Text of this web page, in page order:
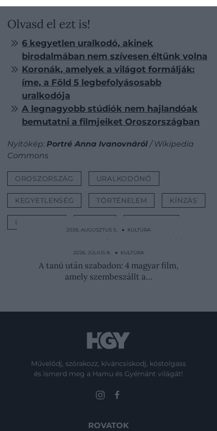
Olvasd el ezt is!
6 kegyetlen uralkodó, akinek
birodalmában nem szívesen éltünk volna
Koronák, amelyek a világot formálják:
íme, a Föld 5 legbefolyásosabb
uralkodója
A legnagyobb stúdiók nem hajlandóak
bemutatni a filmjeiket Oroszországban
Nyitókép: Portré Anna Ivanovnáról / Wikipedia
Commons
OROSZORSZÁG URALKODÓNŐ
KEGYETLENSÉG TÖRTÉNELEM KÍNZÁS
URALKODÓ
2026. AUGUSZTUS 5. ● KULTÚRA
Aranydróttal és elefántcsonttal próbálták
menteni a grófnő…
2026. JÚLIUS 8. ● KULTÚRA
A tanú után szabadon: 4 magyar film,
amely szembeszállt a…
Művelődj, szórakozz, kíváncsiskodj, kóstolgass
és ismerd meg a Hamu és Gyémánt világát!
ROVATOK